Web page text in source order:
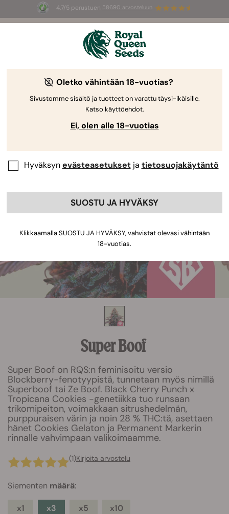
4.7/5 perustuen 58690 arvosteluun
3 White Widow Auto mag
Super Boof
Super Boof on RQS:n feminisoitu versio
Blockberry-fenotyypistä, tunnetaan myös nimillä
Superboof tai Ze Boof. Black Cherry Punch x
Tropicana Cookies -genetiikka tuo runsaan
trikomipeiton, voimakkaan sitrushedelmän,
purppuraisen värin ja noin 28 % THC:tä, asettaen
hänet Cookies Gelaton ja Permanent Markerin
rinnalle vahvimpaan valikoimaamme.
(1)Kirjoita arvostelu
Siementen määrä:
x1 x3 x5 x10
Oletko vähintään 18-vuotias?
Sivustomme sisältö ja tuotteet on varattu täysi-ikäisille.
Katso käyttöehdot.
Ei, olen alle 18-vuotias
Hyväksynevästeasetuksetja tietosuojakäytäntö
SUOSTU JA HYVÄKSY
Klikkaamalla SUOSTU JA HYVÄKSY, vahvistat olevasi vähintään
18-vuotias.